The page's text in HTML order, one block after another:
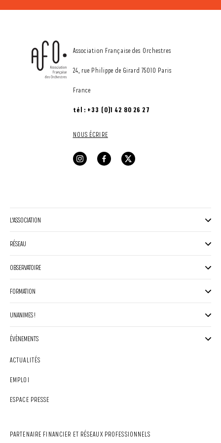
CONTACT
Association Française des Orchestres
24, rue Philippe de Girard 75010 Paris
France
tél : +33 (0)1 42 80 26 27
NOUS ÉCRIRE
L'ASSOCIATION
RÉSEAU
OBSERVATOIRE
FORMATION
UNANIMES !
ÉVÈNEMENTS
ACTUALITÉS
EMPLOI
ESPACE PRESSE
PARTENAIRE FINANCIER ET RÉSEAUX PROFESSIONNELS